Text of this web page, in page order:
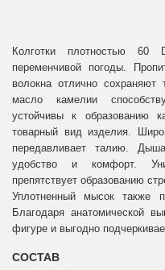
Колготки плотностью
переменчивой погоды.
волокна отлично
масло камелии
устойчивы к образованию
товарный вид изделия.
передавливает талию.
удобство и комфорт.
препятствует образованию
Уплотненный мысок также
Благодаря анатомической
фигуре и выгодно
СОСТАВ